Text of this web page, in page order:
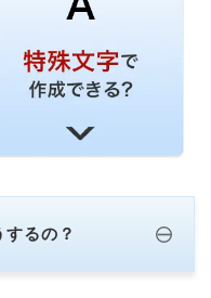
るの？